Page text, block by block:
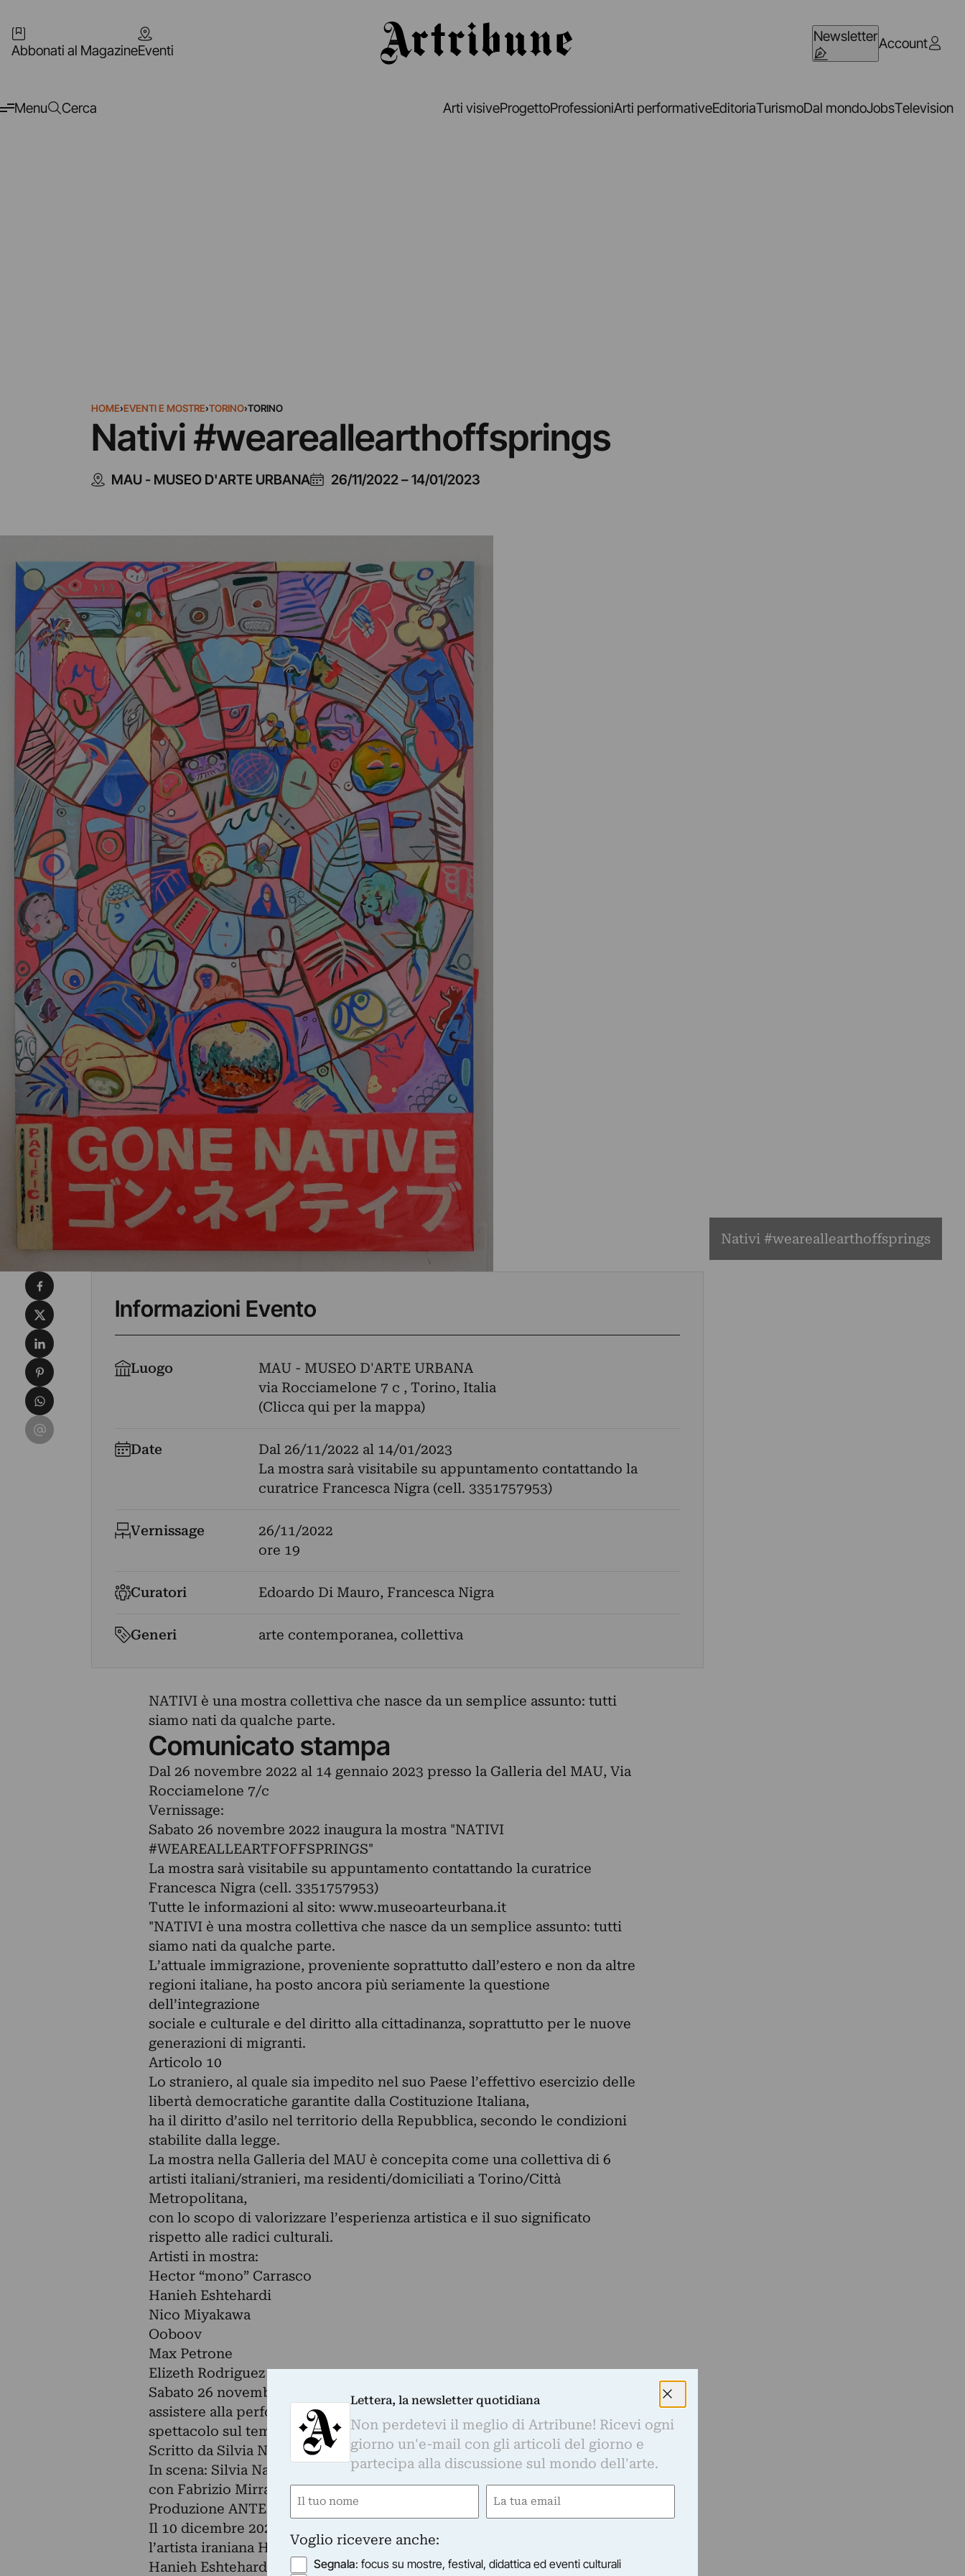
Abbonati al MagazineEventi
NewsletterAccount
Menu Cerca Arti visiveProgettoProfessioniArti performativeEditoriaTurismoDal mondoJobsTelevision
HOME›EVENTI E MOSTRE›TORINO›TORINO
Nativi #weareallearthoffsprings
MAU - MUSEO D'ARTE URBANA 26/11/2022–14/01/2023
Nativi #weareallearthoffsprings
Informazioni Evento
Luogo
MAU - MUSEO D'ARTE URBANA
via Rocciamelone 7 c , Torino, Italia
(Clicca qui per la mappa)
Date Dal 26/11/2022 al 14/01/2023
La mostra sarà visitabile su appuntamento contattando la
curatrice Francesca Nigra (cell. 3351757953)
Vernissage
26/11/2022
ore 19
Curatori Edoardo Di Mauro, Francesca Nigra
Generi arte contemporanea, collettiva
NATIVI è una mostra collettiva che nasce da un semplice assunto: tutti
siamo nati da qualche parte.
Comunicato stampa
Dal 26 novembre 2022 al 14 gennaio 2023 presso la Galleria del MAU, Via
Rocciamelone 7/c
Vernissage:
Sabato 26 novembre 2022 inaugura la mostra "NATIVI
#WEAREALLEARTFOFFSPRINGS"
La mostra sarà visitabile su appuntamento contattando la curatrice
Francesca Nigra (cell. 3351757953)
Tutte le informazioni al sito: www.museoarteurbana.it
"NATIVI è una mostra collettiva che nasce da un semplice assunto: tutti
siamo nati da qualche parte.
L’attuale immigrazione, proveniente soprattutto dall’estero e non da altre
regioni italiane, ha posto ancora più seriamente la questione
dell’integrazione
sociale e culturale e del diritto alla cittadinanza, soprattutto per le nuove
generazioni di migranti.
Articolo 10
Lo straniero, al quale sia impedito nel suo Paese l’effettivo esercizio delle
libertà democratiche garantite dalla Costituzione Italiana,
ha il diritto d’asilo nel territorio della Repubblica, secondo le condizioni
stabilite dalla legge.
La mostra nella Galleria del MAU è concepita come una collettiva di 6
artisti italiani/stranieri, ma residenti/domiciliati a Torino/Città
Metropolitana,
con lo scopo di valorizzare l’esperienza artistica e il suo significato
rispetto alle radici culturali.
Artisti in mostra:
Hector “mono” Carrasco
Hanieh Eshtehardi
Nico Miyakawa
Ooboov
Max Petrone
Elizeth Rodriguez
Sabato 26 novembre durante il Vernissage alle ore 19:00 sarà possibile
assistere alla performance teatrale “Nel riflesso dell’altro”,
spettacolo sul tema dell’accoglienza ai migranti
Scritto da Silvia Nati e Cristiana Voglino
In scena: Silvia Nati, Cristiana Voglino, Mattia Mariani
con Fabrizio Mirra
Produzione ANTESCENA
Il 10 dicembre 2022 dalle ore 18:00 alle 20:00 si svolgerà il Talk con
l’artista iraniana Hanieh Eshtehardi.
Hanieh Eshtehardi, artista iraniana diplomata all’Accademia Albertina con
Condividi su Facebook
Condividi su X
Condividi su LinkedIn
Condividi su Pinterest
Condividi su WhatsApp
Condividi su Email
Lettera, la newsletter quotidiana
Non perdetevi il meglio di Artribune! Ricevi ogni
giorno un'e-mail con gli articoli del giorno e
partecipa alla discussione sul mondo dell'arte.
Nome
Email
Voglio ricevere anche:
Segnala: focus su mostre, festival, didattica ed eventi culturali